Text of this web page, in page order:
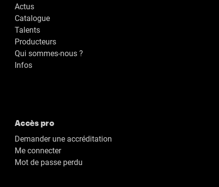
Actus
Catalogue
Talents
Producteurs
Qui sommes-nous ?
Infos
Accès pro
Demander une accréditation
Me connecter
Mot de passe perdu